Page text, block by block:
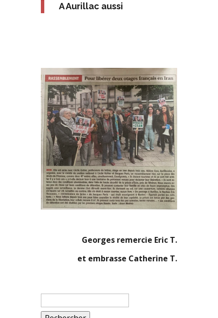
A Aurillac aussi
Georges remercie Eric T.
et embrasse Catherine T.
Rechercher :